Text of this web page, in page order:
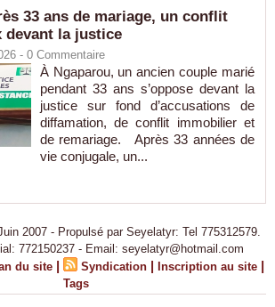
33 ans de mariage, un conflit
devant la justice
- 0 Commentaire
À Ngaparou, un ancien couple marié
pendant 33 ans s’oppose devant la
justice sur fond d’accusations de
diffamation, de conflit immobilier et
de remariage. Après 33 années de
vie conjugale, un...
2007 - Propulsé par Seyelatyr: Tel 775312579.
772150237 - Email: seyelatyr@hotmail.com
du site | Syndication | Inscription au site |
Tags